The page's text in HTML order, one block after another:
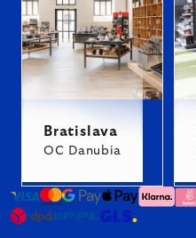
Bratislava
OC Danubia